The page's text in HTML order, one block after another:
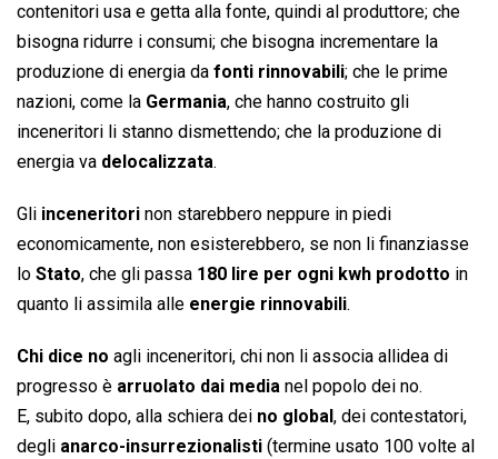
contenitori usa e getta alla fonte, quindi al produttore; che
bisogna ridurre i consumi; che bisogna incrementare la
produzione di energia da fonti rinnovabili; che le prime
nazioni, come la Germania, che hanno costruito gli
inceneritori li stanno dismettendo; che la produzione di
energia va delocalizzata.
Gli inceneritori non starebbero neppure in piedi
economicamente, non esisterebbero, se non li finanziasse
lo Stato, che gli passa 180 lire per ogni kwh prodotto in
quanto li assimila alle energie rinnovabili.
Chi dice no agli inceneritori, chi non li associa allidea di
progresso è arruolato dai media nel popolo dei no.
E, subito dopo, alla schiera dei no global , dei contestatori,
degli anarco-insurrezionalisti (termine usato 100 volte al